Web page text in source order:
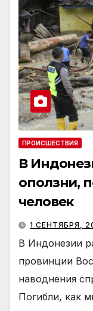
ПРОИСШЕСТВИЯ
В
оползни,
человек
1 СЕНТЯБРЯ,
В Индонезии
провинции
наводнения
Погибли, как